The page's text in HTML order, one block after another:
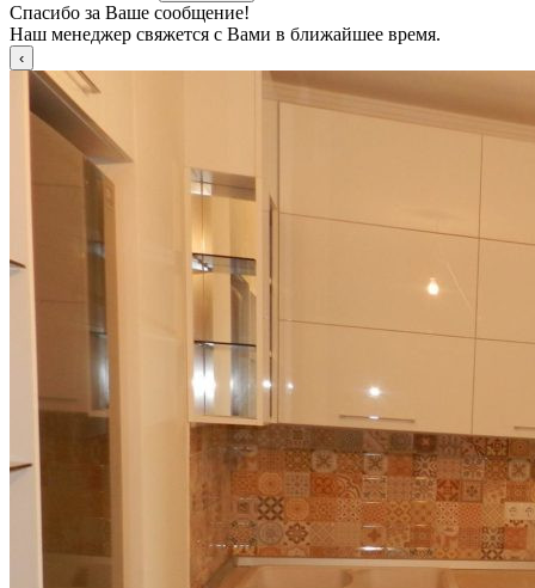
Спасибо за Ваше сообщение!
Наш менеджер свяжется с Вами в ближайшее время.